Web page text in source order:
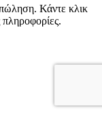
Κάντε κλικ